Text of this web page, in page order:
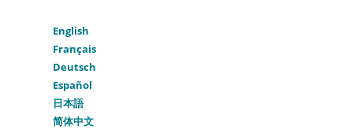
English
Français
Deutsch
Español
日本語
简体中文